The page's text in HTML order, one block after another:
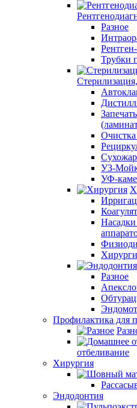
Разное
Трубки
Очистка
УЗ-
УФ-
Насадки
Разное
Профилактика для
отбеливание
Хирургия
Эндодонтия